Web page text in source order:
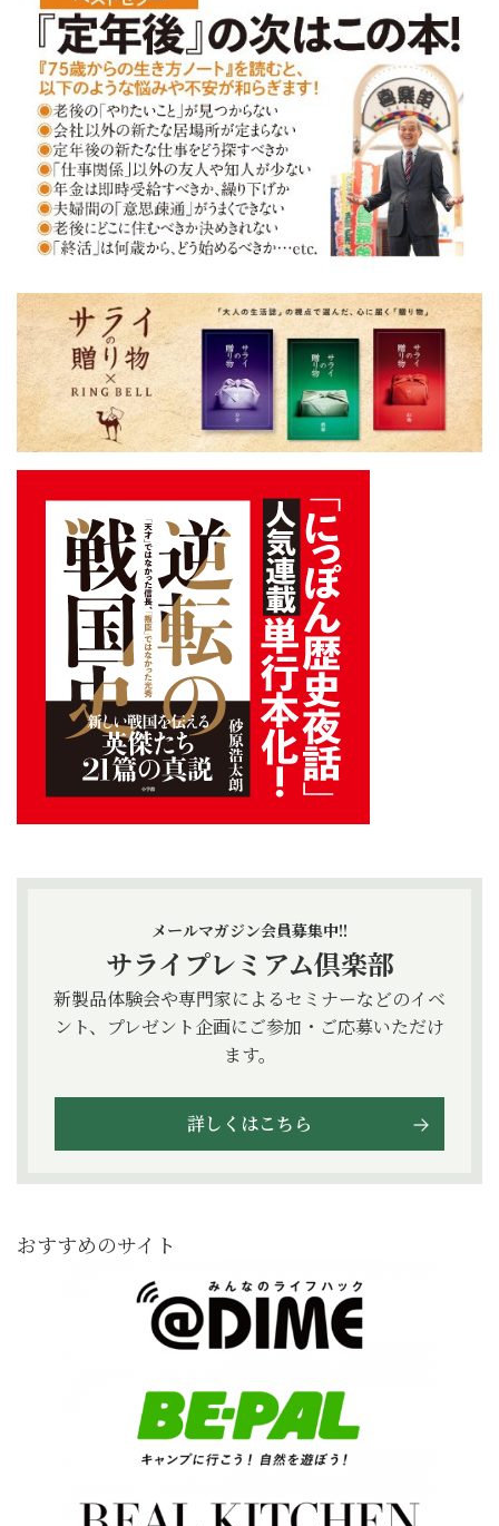
メールマガジン会員募集中!!
サライプレミアム倶楽部
新製品体験会や専門家によるセミナーなどのイベ
ント、プレゼント企画にご参加・ご応募いただけ
ます。
詳しくはこちら
おすすめのサイト